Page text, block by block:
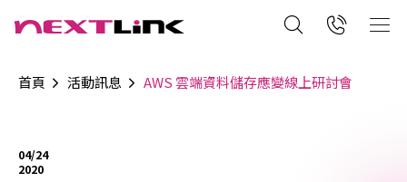
首頁 活動訊息 AWS 雲端資料儲存應變線上研討會
04/24
2020